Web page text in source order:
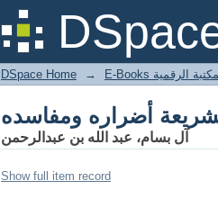
DSpace Home → الرقمية
آل بسام، عبد الله بن عبدالرحمن
Show full item record